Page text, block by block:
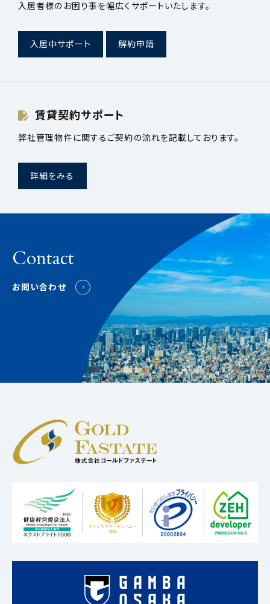
入居者様のお困り事を幅広くサポートいたします。
入居中サポート 解約申請
賃貸契約サポート
弊社管理物件に関するご契約の流れを記載しております。
詳細をみる
Contact
お問い合わせ